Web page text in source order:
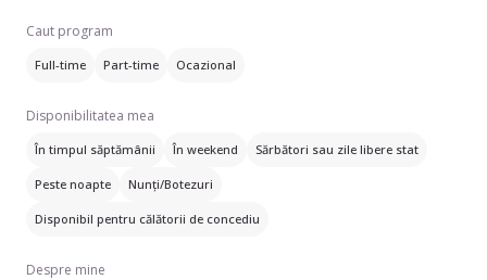
Pot să ofer ajutor cu: băiță, să adoarmă copilul, strâns după
copil, prepararea mâncării, ajutor la teme și îngrijire plante.
Lucrez cu copii din următoarele categorii: sugari (0-1 ani),
îngriji copii cu vârste între 0 - 11 luni, 1 - 3 ani, 4 - 7 ani, 8 - 12
ani și 12+ ani.
Vorbesc engleză, germană și franceză, iar eu am obținut
licența la Facultatea de Litere. Dacă aveți nevoie de un ajutor
Caut program
Full-time Part-time Ocazional
Disponibilitatea mea
În timpul săptămânii În weekend Sărbători sau zile libere stat
Peste noapte Nunți/Botezuri
Disponibil pentru călătorii de concediu
Despre mine